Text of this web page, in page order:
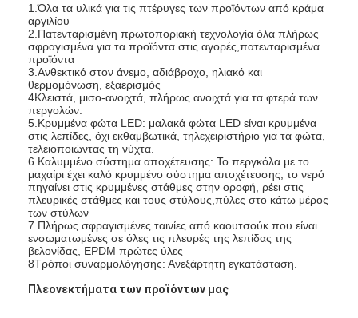
Σπίτι
Προϊόντα
Βίντεο
Σχετικά με εμάς
Επισκεψή εργοστασίου
Έλεγχος ποιότητας
1.Όλα τα υλικά για τις πτέρυγες των προϊόντων από κράμα
αργιλίου
2.Πατενταρισμένη πρωτοποριακή τεχνολογία όλα πλήρως
σφραγισμένα για τα προϊόντα στις αγορές,πατενταρισμένα
προϊόντα
3.Ανθεκτικό στον άνεμο, αδιάβροχο, ηλιακό και
θερμομόνωση, εξαερισμός
4Κλειστά, μισο-ανοιχτά, πλήρως ανοιχτά για τα φτερά των
περγολών.
5.Κρυμμένα φώτα LED: μαλακά φώτα LED είναι κρυμμένα
στις λεπίδες, όχι εκθαμβωτικά, τηλεχειριστήριο για τα φώτα,
τελειοποιώντας τη νύχτα.
6.Καλυμμένο σύστημα αποχέτευσης: Το περγκόλα με το
μαχαίρι έχει καλό κρυμμένο σύστημα αποχέτευσης, το νερό
πηγαίνει στις κρυμμένες στάθμες στην οροφή, ρέει στις
πλευρικές στάθμες και τους στύλους,πύλες στο κάτω μέρος
των στύλων
7.Πλήρως σφραγισμένες ταινίες από καουτσούκ που είναι
ενσωματωμένες σε όλες τις πλευρές της λεπίδας της
βελονίδας, EPDM πρώτες ύλες
8Τρόποι συναρμολόγησης: Ανεξάρτητη εγκατάσταση.
Πλεονεκτήματα των προϊόντων μας